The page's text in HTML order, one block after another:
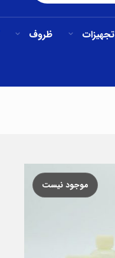
تجهیزات ظروف
موجود نیست